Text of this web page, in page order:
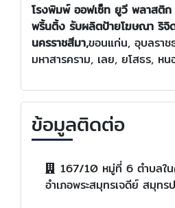
โรงพิมพ์ ออฟเซ็ท ยูวี พลาสติ
พริ้นติ้ง รับผลิตป้ายโฆษณา ริจิ
นครราชสีมา,ขอนแก่น, อุบลราช
มหาสารคราม, เลย, ยโสธร, หน
ข้อมูลติดต่อ
167/10 หมู่ที่ 6 ตำบลใ
อำเภอพระสมุทรเจดีย์ สมุท